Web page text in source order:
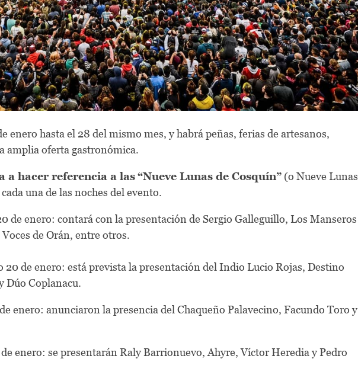
enero hasta el 28 del mismo mes, y habrá peñas, ferias de artesanos,
amplia oferta gastronómica.
a hacer referencia a las“Nueve Lunas de Cosquín” (o Nueve Lunas
una de las noches del evento.
de enero: contará con la presentación de Sergio Galleguillo, Los Manseros
de Orán, entre otros.
20 de enero: está prevista la presentación del Indio Lucio Rojas, Destino
Dúo Coplanacu.
enero: anunciaron la presencia del Chaqueño Palavecino, Facundo Toro y
enero: se presentarán Raly Barrionuevo, Ahyre, Víctor Heredia y Pedro